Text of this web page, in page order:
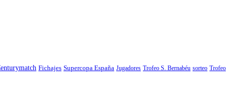
Fichajes Supercopa España Jugadores Trofeo S. Bernabéu sorteo Trofeo